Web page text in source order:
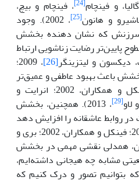
[24]
، فینچام و بیچ،
[25]
، 2002). وجود
سرزنش که نشان دهنده بخشش
رضایت زناشویی ارتباط
دیکسون و لیتزینگر[26]
، 2009؛
بخشش باعث بهبود عاطفی و عمیق‌تر
شدن صمیمیت می‌شود (فینکل و همکاران، 2002؛ انرایت و
[29]
، 2013). همچنین، بخشش
روابط عاشقانه را افزایش دهد
، 2016؛ فینکل و همکاران، 2002؛ بری و
همدلی نقشی مهمی در بخشش
مشابه چه هیجانی داشته‌ایم،
بتوانیم تصور و درک کنیم که